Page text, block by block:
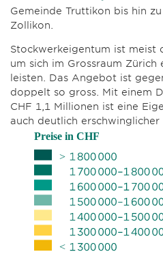
Gemeinde Truttikon bis hin
Zollikon.
Stockwerkeigentum ist meist
um sich im Grossraum Zürich
leisten. Das Angebot ist
doppelt so gross. Mit einem
CHF 1,1 Millionen ist eine
auch deutlich